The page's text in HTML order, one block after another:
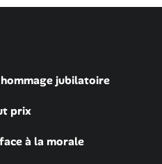
jubilatoire
prix
à la morale